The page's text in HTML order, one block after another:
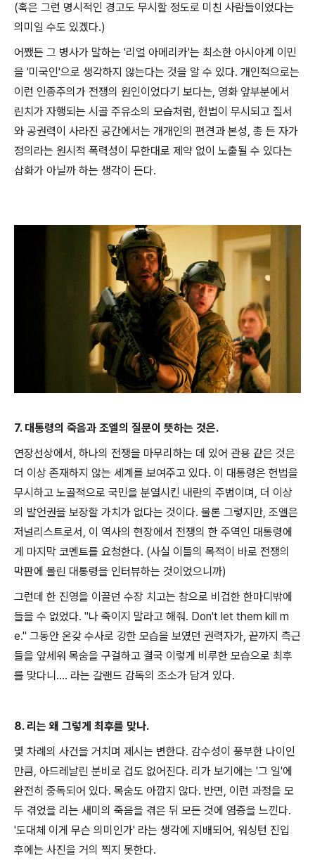
(혹은 그런 명시적인 경고도 무시할 정도로 미친 사람들이었다는
의미일 수도 있겠다.)
어쨌든 그 병사가 말하는 '리얼 아메리카'는 최소한 아시아계 이민
을 '미국인'으로 생각하지 않는다는 것을 알 수 있다. 개인적으로는
이런 인종주의가 전쟁의 원인이었다기 보다는, 영화 앞부분에서
린치가 자행되는 시골 주유소의 모습처럼, 헌법이 무시되고 질서
와 공권력이 사라진 공간에서는 개개인의 편견과 본성, 총 든 자가
정의라는 원시적 폭력성이 무한대로 제약 없이 노출될 수 있다는
삽화가 아닐까 하는 생각이 든다.
7. 대통령의 죽음과 조엘의 질문이 뜻하는 것은.
연장선상에서, 하나의 전쟁을 마무리하는 데 있어 관용 같은 것은
더 이상 존재하지 않는 세계를 보여주고 있다. 이 대통령은 헌법을
무시하고 노골적으로 국민을 분열시킨 내란의 주범이며, 더 이상
의 발언권을 보장할 가치가 없다는 것이다. 물론 그렇지만, 조엘은
저널리스트로서, 이 역사의 현장에서 전쟁의 한 주역인 대통령에
게 마지막 코멘트를 요청한다. (사실 이들의 목적이 바로 전쟁의
막판에 몰린 대통령을 인터뷰하는 것이었으니까)
그런데 한 진영을 이끌던 수장 치고는 참으로 비겁한 한마디밖에
들을 수 없었다. "나 죽이지 말라고 해줘. Don't let them kill m
e." 그동안 온갖 수사로 강한 모습을 보였던 권력자가, 끝까지 측근
들을 앞세워 목숨을 구걸하고 결국 이렇게 비루한 모습으로 최후
를 맞다니.... 라는 갈랜드 감독의 조소가 담겨 있다.
8. 리는 왜 그렇게 최후를 맞나.
몇 차례의 사건을 거치며 제시는 변한다. 감수성이 풍부한 나이인
만큼, 아드레날린 분비로 겁도 없어진다. 리가 보기에는 '그 일'에
완전히 중독되어 있다. 목숨도 아깝지 않다. 반면, 이런 과정을 모
두 겪었을 리는 새미의 죽음을 겪은 뒤 모든 것에 염증을 느낀다.
'도대체 이게 무슨 의미인가' 라는 생각에 지배되어, 워싱턴 진입
후에는 사진을 거의 찍지 못한다.